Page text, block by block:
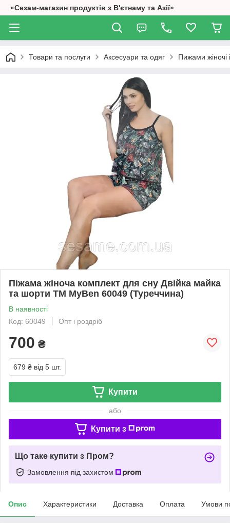
«Сезам-магазин продуктів з В'єтнаму та Азії»
Товари та послуги Аксесуари та одяг Пижами жіночі
Піжама жіноча комплект для сну Двійка майка
та шорти ТМ MyBen 60049 (Туреччина)
В наявності
Код: 60049
Опт і роздріб
700 ₴
679 ₴ від 5 шт.
Купити
або
Купити з
Що таке купити з Пром?
Замовлення під захистом
Опис Характеристики Доставка Оплата Умови